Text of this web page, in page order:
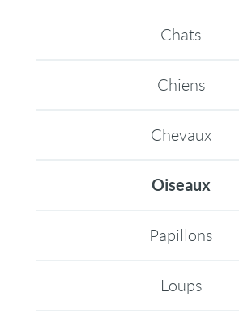
Chats
Chiens
Chevaux
Oiseaux
Papillons
Loups